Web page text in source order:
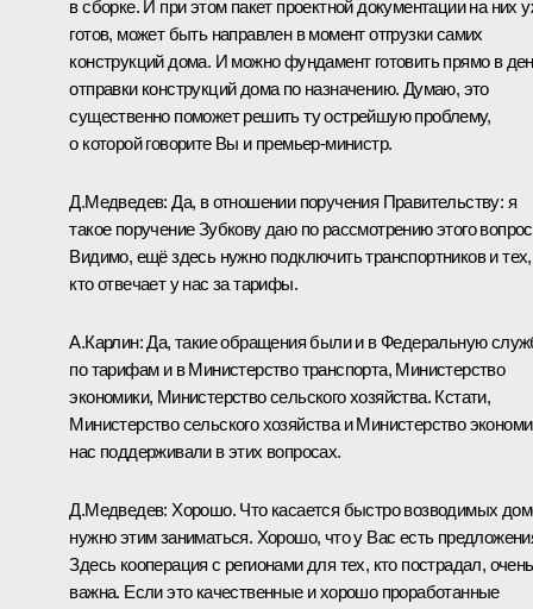
в сборке. И при этом пакет проектной документации на них
готов, может быть направлен в момент отгрузки самих
конструкций дома. И можно фундамент готовить прямо в
отправки конструкций дома по назначению. Думаю, это
существенно поможет решить ту острейшую проблему,
о которой говорите Вы и премьер-министр.
Д.Медведев:Да, в отношении поручения Правительству: я
такое поручение Зубкову даю по рассмотрению этого
Видимо, ещё здесь нужно подключить транспортников и тех,
кто отвечает у нас за тарифы.
А.Карлин:Да, такие обращения были и в Федеральную
по тарифам и в Министерство транспорта, Министерство
экономики, Министерство сельского хозяйства. Кстати,
Министерство сельского хозяйства и Министерство
нас поддерживали в этих вопросах.
Д.Медведев: Хорошо. Что касается быстро возводимых
нужно этим заниматься. Хорошо, что у Вас есть
Здесь кооперация с регионами для тех, кто пострадал, очень
важна. Если это качественные и хорошо проработанные